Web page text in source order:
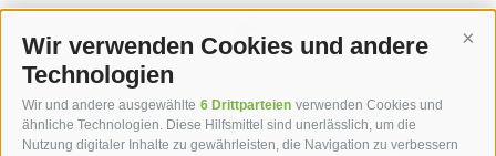
Wir verwenden Cookies und andere
Technologien
Wir und andere ausgewählte 6 Drittparteien verwenden Cookies und
ähnliche Technologien. Diese Hilfsmittel sind unerlässlich, um die
Nutzung digitaler Inhalte zu gewährleisten, die Navigation zu verbessern
Seiser Alm Live Card -
Mobilcard
modernen Tecnogym-
Geräten